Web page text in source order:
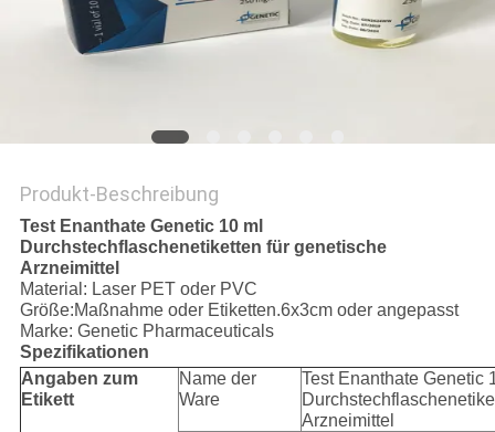
Produkt-Beschreibung
Test Enanthate Genetic 10 ml
Durchstechflaschenetiketten für genetische
Arzneimittel
Material: Laser PET oder PVC
Größe:Maßnahme oder Etiketten.6x3cm oder angepasst
Marke: Genetic Pharmaceuticals
Spezifikationen
Angaben zum
Etikett
Name der
Ware
Test Enanthate Genetic
Arzneimittel